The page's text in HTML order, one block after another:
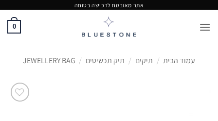
content
אתר מאובטח לרכישה בטוחה
0
עמוד הבית / תיקים / תיק תכשיטים /
JEWELLERY BAG